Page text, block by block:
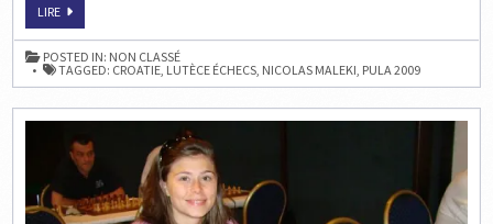
LIRELE
TOURNOI
D’ÉCHECS
DE
PULA:
LA
LIVE
16H30
POSTED IN: NON CLASSÉ
TAGGED: CROATIE LUTÈCE ÉCHECS NICOLAS MALEKI PULA 2009